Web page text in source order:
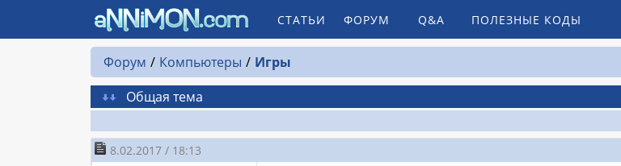
СТАТЬИ ФОРУМ Q&A ПОЛЕЗНЫЕ КОДЫ
Форум Компьютеры Игры
Общая тема
8.02.2017 / 18:13